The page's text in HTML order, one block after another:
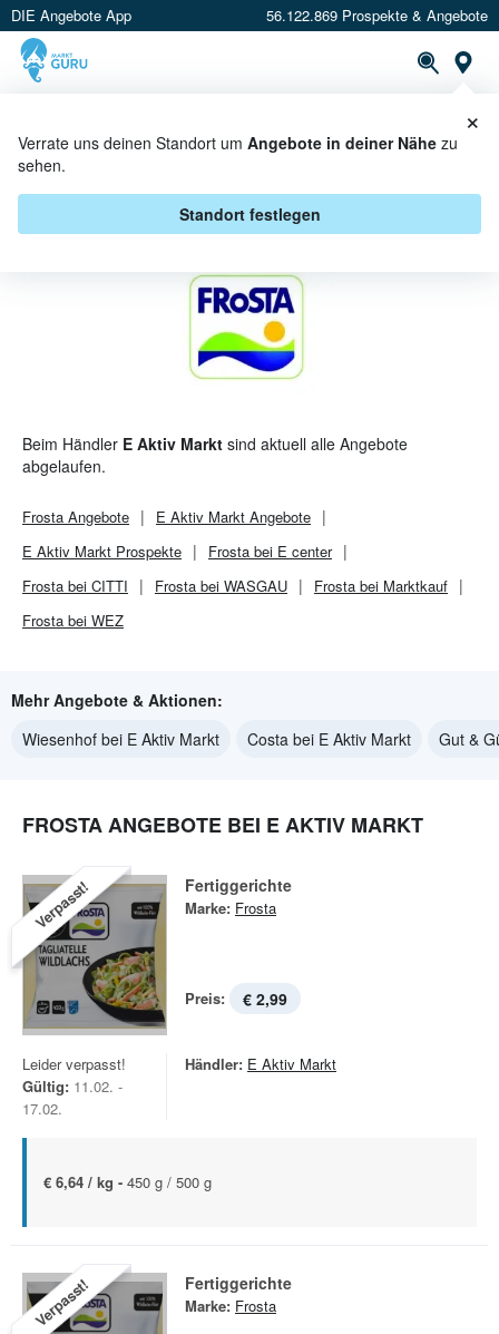
DIE Angebote App 56.122.869 Prospekte & Angebote
Verrate uns deinen Standort um Angebote in deiner Nähe zu
sehen.
Standort festlegen
×
FROSTA BEI E AKTIV MARKT -
ANGEBOTE & AKTIONEN
Beim Händler E Aktiv Markt sind aktuell alle Angebote
abgelaufen.
Frosta Angebote E Aktiv Markt Angebote
E Aktiv Markt Prospekte
Frosta bei E center
Frosta bei CITTI
Frosta bei WASGAU
Frosta bei Marktkauf
Frosta bei WEZ
Mehr Angebote & Aktionen:
Wiesenhof bei E Aktiv Markt
Costa bei E Aktiv Markt Gut &
FROSTA ANGEBOTE BEI E AKTIV MARKT
Verpasst! Fertiggerichte
Marke: Frosta
Preis: € 2,99
Leider verpasst!
Gültig: 11.02. -
17.02.
Händler: E Aktiv Markt
€ 6,64 / kg - 450 g / 500 g
Verpasst! Fertiggerichte
Marke: Frosta